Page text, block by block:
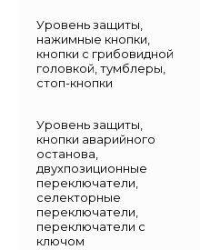
Уровень защиты,
нажимные кнопки,
кнопки с грибовидной
головкой, тумблеры,
стоп-кнопки
Уровень защиты,
кнопки аварийного
останова,
двухпозиционные
переключатели,
селекторные
переключатели,
переключатели с
ключом